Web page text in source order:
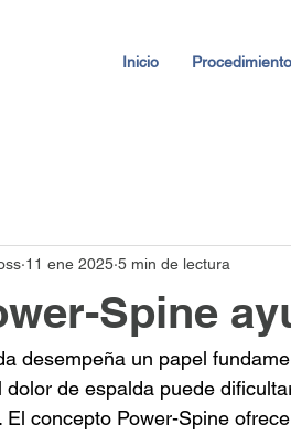
Inicio Procedimiento
Spine
11 ene 2025 5 min de lectura
desempeña un papel
dolor de espalda puede
concepto Power-Spine